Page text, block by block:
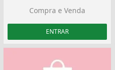
Compra e Venda
ENTRAR